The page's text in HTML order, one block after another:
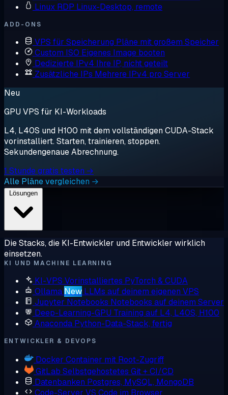
Linux RDP Linux-Desktop, remote
ADD-ONS
VPS für Speicherung Pläne mit großem Speicher
Custom ISO Eigenes Image booten
Dedizierte IPv4 Ihre IP, nicht geteilt
Zusätzliche IPs Mehrere IPv4 pro Server
Neu
GPU VPS für KI-Workloads
L4, L40S und H100 mit dem vollständigen CUDA-Stack
vorinstalliert. Starten, trainieren, stoppen.
Sekundengenaue Abrechnung.
1 Stunde gratis testen →
Alle Pläne vergleichen →
Die Stacks, die KI-Entwickler und Entwickler wirklich
einsetzen.
KI UND MACHINE LEARNING
KI-VPS Vorinstalliertes PyTorch & CUDA
Ollama New LLMs auf deinem eigenen VPS
Jupyter Notebooks Notebooks auf deinem Server
Deep-Learning-GPU Training auf L4, L40S, H100
Anaconda Python-Data-Stack, fertig
ENTWICKLER & DEVOPS
Docker Container mit Root-Zugriff
GitLab Selbstgehostetes Git + CI/CD
Datenbanken Postgres, MySQL, MongoDB
Code-Server VS Code im Browser